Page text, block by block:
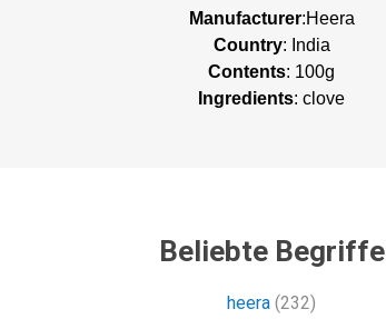
Manufacturer:Heera
Country: India
Contents: 100g
Ingredients: clove
Beliebte Begriffe
heera (232)